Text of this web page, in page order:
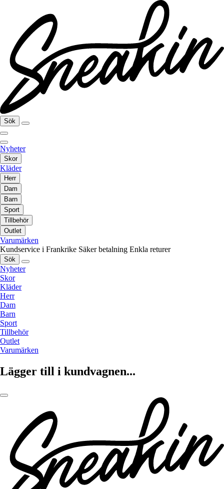
Sök
Nyheter
Skor
Kläder
Herr
Dam
Barn
Sport
Tillbehör
Outlet
Varumärken
Kundservice i Frankrike Säker betalning Enkla returer
Sök
Nyheter
Skor
Kläder
Herr
Dam
Barn
Sport
Tillbehör
Outlet
Varumärken
Lägger till i kundvagnen...